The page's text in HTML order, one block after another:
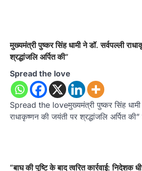
मुख्यमंत्री पुष्कर सिंह धामी ने डॉ. सर्वपल्ली
श्रद्धांजलि अर्पित की”
Spread the love
Spread the loveमुख्यमंत्री पुष्कर सिंह धामी
राधाकृष्णन की जयंती पर श्रद्धांजलि अर्पित
“बाघ की पुष्टि के बाद त्वरित कार्रवाई: निदेशक